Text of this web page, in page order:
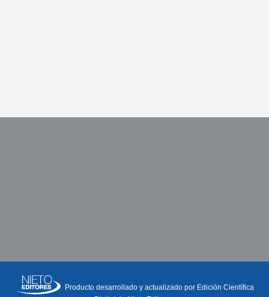
Producto desarrollado y actualizado por Edición Científica